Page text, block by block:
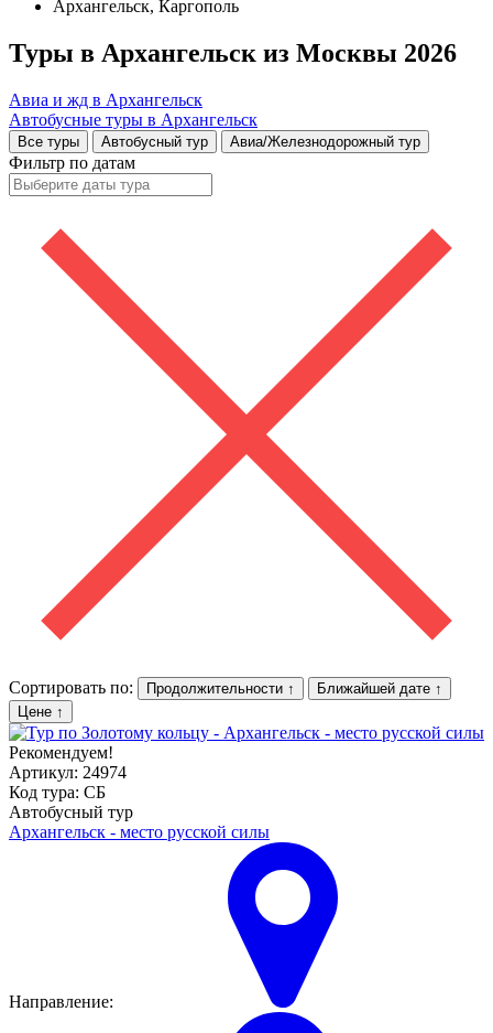
Архангельск, Каргополь
Туры в Архангельск из Москвы 2026
Авиа и жд в Архангельск
Автобусные туры в Архангельск
Все туры Автобусный тур Авиа/Железнодорожный тур
Фильтр по датам
Сортировать по: Продолжительности ↑ Ближайшей дате ↑
Цене ↑
Рекомендуем!
Артикул: 24974
Код тура: СБ
Автобусный тур
Архангельск - место русской силы
Направление: